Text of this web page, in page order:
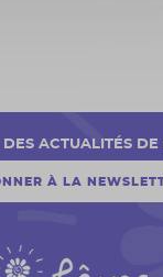
ACTUALITÉS DE
À LA